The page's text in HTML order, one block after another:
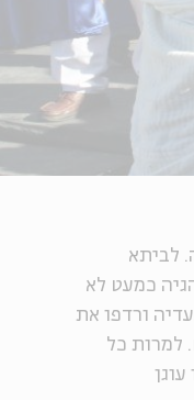
לביתא
יש מורשת בת 2,000 שנה, ומנהגיה כמעט לא
ורדפו את
למרות כל